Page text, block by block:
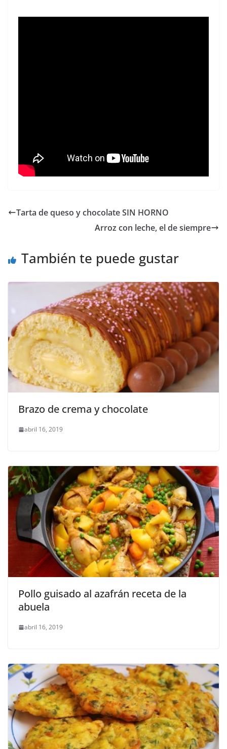
Tarta de queso y chocolate SIN HORNO
Arroz con leche, el de siempre
También te puede gustar
Brazo de crema y chocolate
abril 16, 2019
Pollo guisado al azafrán receta de la
abuela
abril 16, 2019